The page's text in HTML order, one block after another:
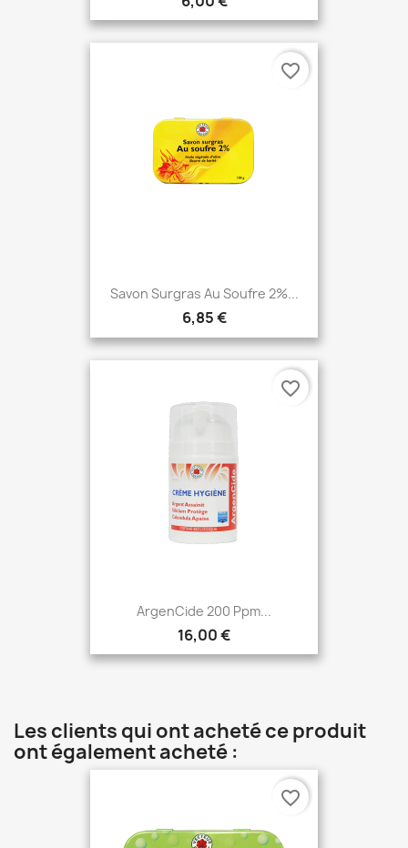
Savon Surgras Au Soufre 2%...
6,85 €
favorite_border
ArgenCide 200 Ppm...
16,00 €
favorite_border
Les clients qui ont acheté ce produit
ont également acheté :
favorite_border